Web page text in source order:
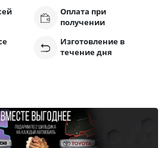
Оплата при
получении
Изготовление в
течение дня